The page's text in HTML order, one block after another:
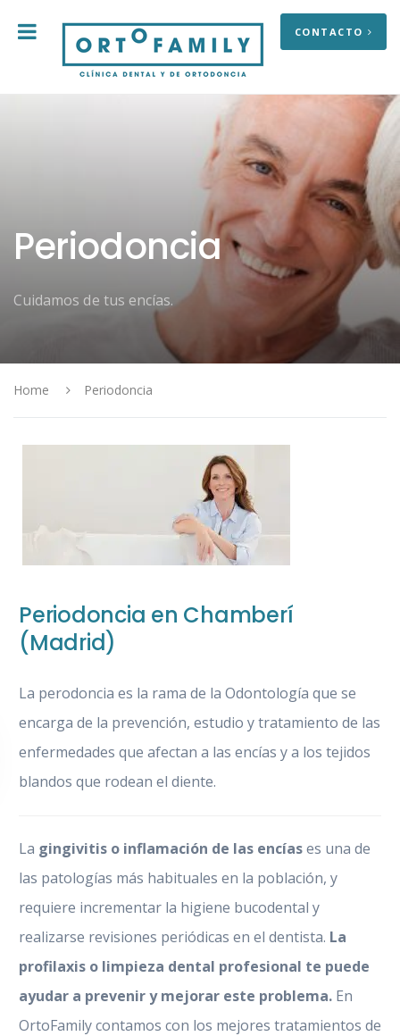
CONTACTO
Periodoncia
Cuidamos de tus encías.
Home Periodoncia
Periodoncia en Chamberí
(Madrid)
La perodoncia es la rama de la Odontología que se
encarga de la prevención, estudio y tratamiento de las
enfermedades que afectan a las encías y a los tejidos
blandos que rodean el diente.
La gingivitis o inflamación de las encíases una de
las patologías más habituales en la población, y
requiere incrementar la higiene bucodental y
realizarse revisiones periódicas en el dentista. La
profilaxis o limpieza dental profesional te puede
ayudar a prevenir y mejorar este problema. En
OrtoFamily contamos con los mejores tratamientos de